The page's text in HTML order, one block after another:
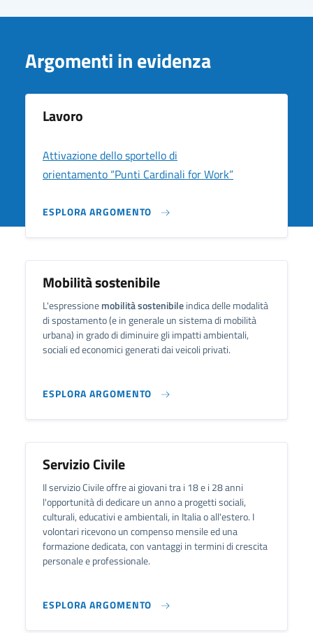
Argomenti in evidenza
Lavoro
Attivazione dello sportello di
orientamento “Punti Cardinali for Work”
ESPLORA ARGOMENTO
Mobilità sostenibile
L'espressionemobilità sostenibileindica delle modalità
di spostamento (e in generale un sistema di mobilità
urbana) in grado di diminuire gli impatti ambientali,
sociali ed economici generati dai veicoli privati.
ESPLORA ARGOMENTO
Servizio Civile
Il servizio Civile offre ai giovani tra i 18 e i 28 anni
l'opportunità di dedicare un anno a progetti sociali,
culturali, educativi e ambientali, in Italia o all'estero. I
volontari ricevono un compenso mensile ed una
formazione dedicata, con vantaggi in termini di crescita
personale e professionale.
ESPLORA ARGOMENTO